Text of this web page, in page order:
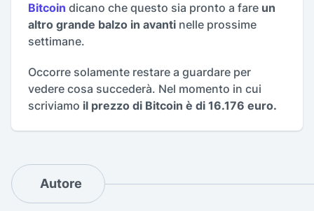
Bitcoin dicano che questo sia pronto a fare un
altro grande balzo in avanti nelle prossime
settimane.
Occorre solamente restare a guardare per
vedere cosa succederà. Nel momento in cui
scriviamo il prezzo di Bitcoin è di 16.176 euro.
Autore